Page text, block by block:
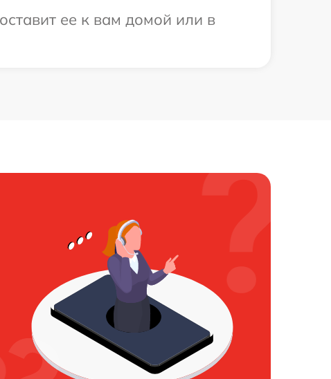
ее к вам домой или в